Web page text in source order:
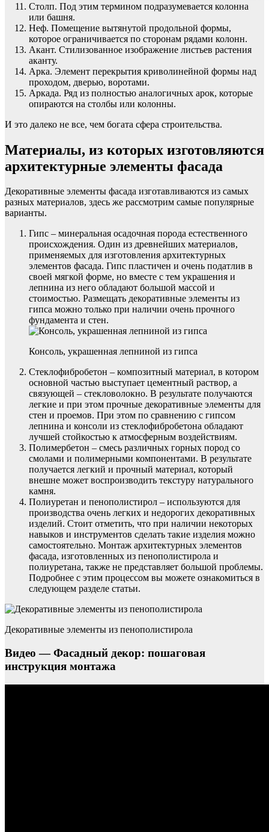
Столп. Под этим термином подразумевается колонна
или башня.
Неф. Помещение вытянутой продольной формы,
которое ограничивается по сторонам рядами колонн.
Акант. Стилизованное изображение листьев растения
аканту.
Арка. Элемент перекрытия криволинейной формы над
проходом, дверью, воротами.
Аркада. Ряд из полностью аналогичных арок, которые
опираются на столбы или колонны.
И это далеко не все, чем богата сфера строительства.
Материалы, из которых изготовляются
архитектурные элементы фасада
Декоративные элементы фасада изготавливаются из самых
разных материалов, здесь же рассмотрим самые популярные
варианты.
Гипс – минеральная осадочная порода естественного
происхождения. Один из древнейших материалов,
применяемых для изготовления архитектурных
элементов фасада. Гипс пластичен и очень податлив в
своей мягкой форме, но вместе с тем украшения и
лепнина из него обладают большой массой и
стоимостью. Размещать декоративные элементы из
гипса можно только при наличии очень прочного
фундамента и стен.
Консоль, украшенная лепниной из гипса
Стеклофибробетон – композитный материал, в котором
основной частью выступает цементный раствор, а
связующей – стекловолокно. В результате получаются
легкие и при этом прочные декоративные элементы для
стен и проемов. При этом по сравнению с гипсом
лепнина и консоли из стеклофибробетона обладают
лучшей стойкостью к атмосферным воздействиям.
Полимербетон – смесь различных горных пород со
смолами и полимерными компонентами. В результате
получается легкий и прочный материал, который
внешне может воспроизводить текстуру натурального
камня.
Полиуретан и пенополистирол – используются для
производства очень легких и недорогих декоративных
изделий. Стоит отметить, что при наличии некоторых
навыков и инструментов сделать такие изделия можно
самостоятельно. Монтаж архитектурных элементов
фасада, изготовленных из пенополистирола и
полиуретана, также не представляет большой проблемы.
Подробнее с этим процессом вы можете ознакомиться в
следующем разделе статьи.
Декоративные элементы из пенополистирола
Видео — Фасадный декор: пошаговая
инструкция монтажа